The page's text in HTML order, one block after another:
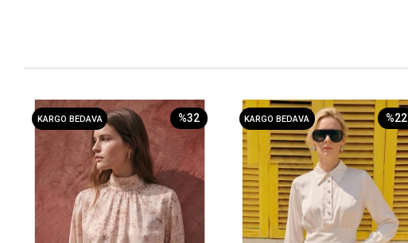
KARGO BEDAVA %32 KARGO BEDAVA %22